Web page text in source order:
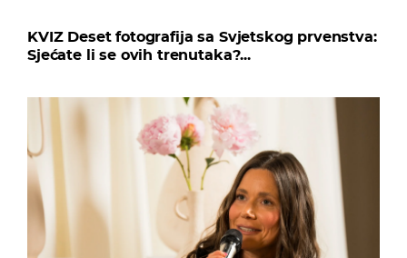
KVIZ Deset fotografija sa Svjetskog prvenstva:
Sjećate li se ovih trenutaka?...